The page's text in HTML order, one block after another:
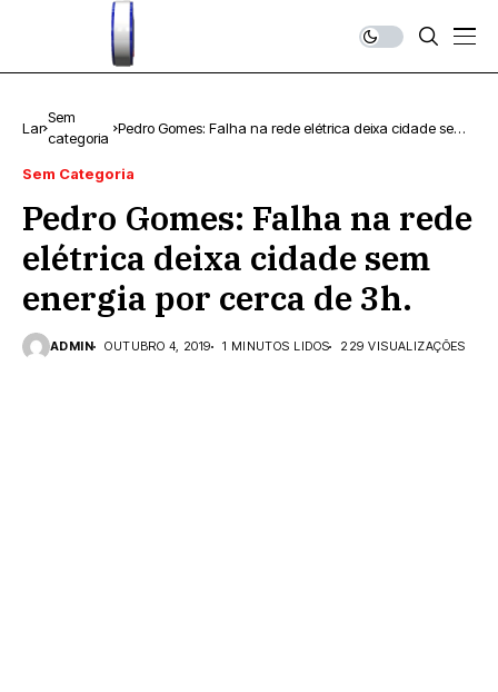
Lar
Sem
categoria
Pedro Gomes: Falha na rede elétrica deixa cidade sem
Sem Categoria
Pedro Gomes: Falha na rede
elétrica deixa cidade sem
energia por cerca de 3h.
ADMIN OUTUBRO 4, 2019 1 MINUTOS LIDOS 229 VISUALIZAÇÕES